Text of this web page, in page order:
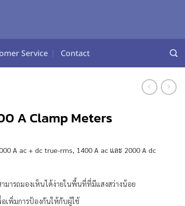
Service Contact
A Clamp Meters
A ac + dc true-rms, 1400 A ac และ 2000 A dc
ารถมองเห็นได้ง่ายในพื้นที่ที่มีแสงสว่างน้อย
อเพิ่มการป้องกันให้กับผู้ใช้